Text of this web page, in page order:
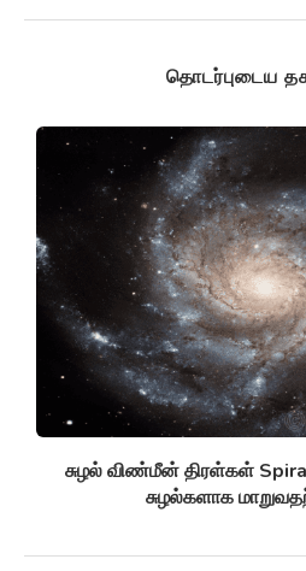
தொடர்புடைய
சுழல் விண்மீன் திரள்கள்
சுழல்களாக